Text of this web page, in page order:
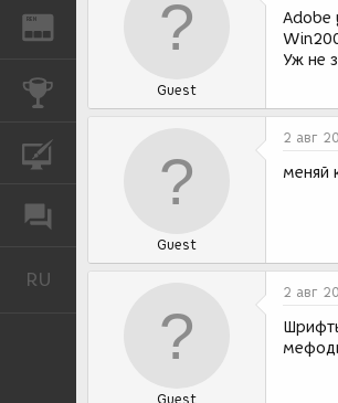
REN
КОНКУРСЫ
RU
Guest
Adobe
Уж не
Guest
2 авг
меняй
Guest
2 авг